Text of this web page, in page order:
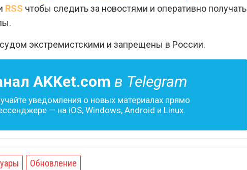
RSS чтобы следить за новостями и оперативно получать
экстремистскими и запрещены в России.
AKKet.com в Telegram
уведомления о новых материалах прямо
— на iOS, Windows, Android и Linux.
Обновление